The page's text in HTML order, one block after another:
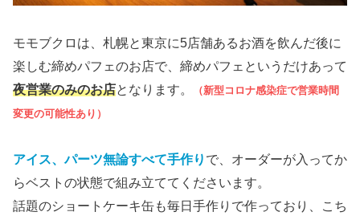
モモブクロは、札幌と東京に5店舗あるお酒を飲んだ後に
楽しむ締めパフェのお店で、締めパフェというだけあって
夜営業のみのお店となります。
（新型コロナ感染症で営業時間
変更の可能性あり）
アイス、パーツ無論すべて手作り で、オーダーが入ってか
らベストの状態で組み立ててくださいます。
話題のショートケーキ缶も毎日手作りで作っており、こち